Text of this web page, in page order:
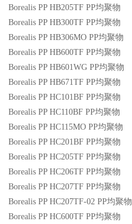
Borealis PP HB205TF PP均聚物
Borealis PP HB300TF PP均聚物
Borealis PP HB306MO PP均聚物
Borealis PP HB600TF PP均聚物
Borealis PP HB601WG PP均聚物
Borealis PP HB671TF PP均聚物
Borealis PP HC101BF PP均聚物
Borealis PP HC110BF PP均聚物
Borealis PP HC115MO PP均聚物
Borealis PP HC201BF PP均聚物
Borealis PP HC205TF PP均聚物
Borealis PP HC206TF PP均聚物
Borealis PP HC207TF PP均聚物
Borealis PP HC207TF-02 PP均聚物
Borealis PP HC600TF PP均聚物